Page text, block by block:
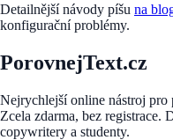
Detailnější návody píšu na
konfigurační problémy.
PorovnejText.cz
Nejrychlejší online nástroj pro
Zcela zdarma, bez registrace.
copywritery a studenty.